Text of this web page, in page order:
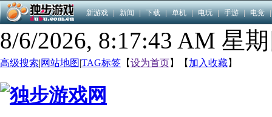
新游戏 | 新闻 | 下载 | 单机 | 电玩 | 手游 | 电竞 |
8/6/2026, 8:17:44 AM 星
高级搜索|网站地图|TAG标签 【设为首页】【 加入收藏】